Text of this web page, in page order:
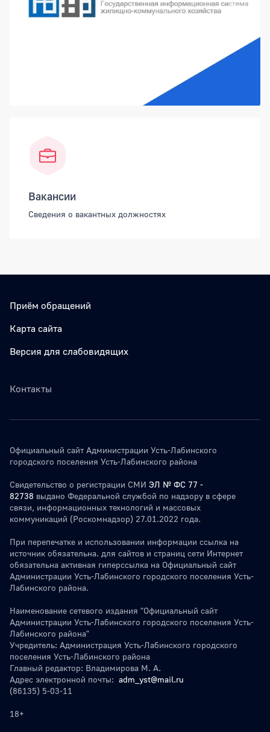
Вакансии
Сведения о вакантных должностях
Приём обращений
Карта сайта
Версия для слабовидящих
Контакты
Официальный сайт Администрации Усть-Лабинского
городского поселения Усть-Лабинского района
Свидетельство о регистрации СМИ ЭЛ № ФС 77 -
82738 выдано Федеральной службой по надзору в сфере
связи, информационных технологий и массовых
коммуникаций (Роскомнадзор) 27.01.2022 года.
При перепечатке и использовании информации ссылка на
источник обязательна. для сайтов и страниц сети Интернет
обязательна активная гиперссылка на Официальный сайт
Администрации Усть-Лабинского городского поселения Усть-
Лабинского района.
Наименование сетевого издания "Официальный сайт
Администрации Усть-Лабинского городского поселения Усть-
Лабинского района"
Учредитель: Администрация Усть-Лабинского городского
поселения Усть-Лабинского района
Главный редактор: Владимирова М. А.
Адрес электронной почты: adm_yst@mail.ru
(86135) 5-03-11
18+